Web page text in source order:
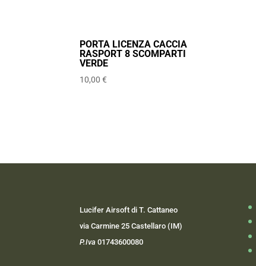
PORTA LICENZA CACCIA
RASPORT 8 SCOMPARTI
VERDE
10,00€
Lucifer Airsoft di T. Cattaneo
via Carmine 25 Castellaro (IM)
P.Iva01743600080